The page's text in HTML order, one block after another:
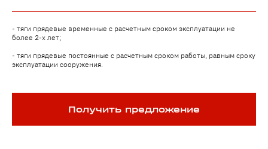
- тяги прядевые временные с расчетным сроком эксплуатации не
более 2-х лет;
- тяги прядевые постоянные с расчетным сроком работы, равным сроку
эксплуатации сооружения.
Получить предложение